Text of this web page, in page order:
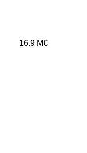
16.9 M€